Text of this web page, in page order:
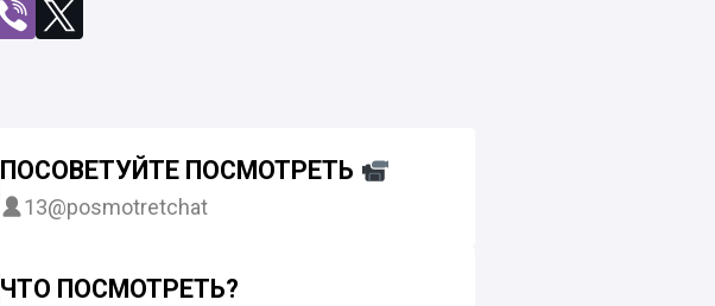
ПОСОВЕТУЙТЕ ПОСМОТРЕТЬ
13@posmotretchat
ЧТО ПОСМОТРЕТЬ?